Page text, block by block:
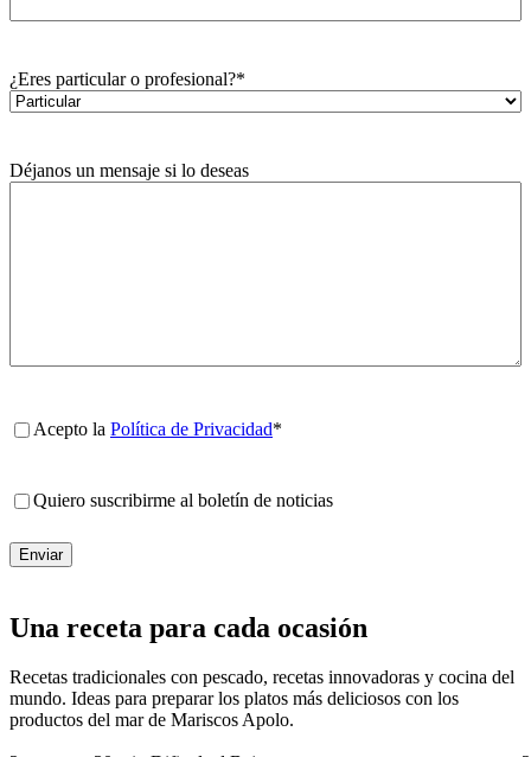
¿Eres particular o profesional?*
Déjanos un mensaje si lo deseas
Política
Acepto la Política de Privacidad*
noticias
Quiero suscribirme al boletín de noticias
Una receta para cada ocasión
Recetas tradicionales con pescado, recetas innovadoras y cocina del
mundo. Ideas para preparar los platos más deliciosos con los
productos del mar de Mariscos Apolo.